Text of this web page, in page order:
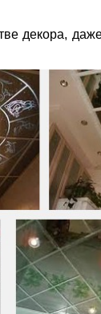
декора,